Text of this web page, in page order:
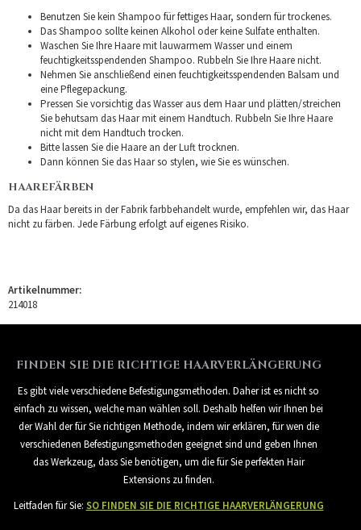
Benutzen Sie kein Shampoo für fettiges Haar, sondern für trockenes.
Das Shampoo sollte keinen Alkohol oder keine Sulfate enthalten.
Waschen Sie Ihre Haare mit lauwarmem Wasser und einem
feuchtigkeitsspendenden Shampoo. Rubbeln Sie Ihre Haare nicht.
Nehmen Sie anschließend einen feuchtigkeitsspendenden Balsam und
eine Pflegepackung.
Pressen Sie vorsichtig das Wasser aus dem Haar und plätten/streichen
Sie behutsam das Haar mit einem Handtuch. Rubbeln Sie Ihre Haare
nicht mit dem Handtuch trocken.
Bitte lassen Sie die Haare an der Luft trocknen.
Dann können Sie das Haar so stylen, wie Sie es wünschen.
HAAREFÄRBEN
Da das Haar bereits in der Fabrik farbbehandelt wurde, empfehlen wir, das Haar
nicht zu färben. Jede Färbung erfolgt auf eigenes Risiko.
Artikelnummer:
214018
FINDEN SIE DIE RICHTIGE HAARVERLÄNGERUNG
Es gibt viele verschiedene Befestigungsmethoden. Daher ist es nicht so
einfach zu wissen, welche man wählen soll. Deshalb helfen wir Ihnen bei
der Wahl der für Sie richtigen Methode, indem wir erklären, für wen die
verschiedenen Befestigungsmethoden geeignet sind und geben Ihnen
das Werkzeug, dass Sie benötigen, um die für Sie perfekten Hair
Extensions zu finden.
Leitfaden für Sie: SO FINDEN SIE DIE RICHTIGE HAARVERLÄNGERUNG